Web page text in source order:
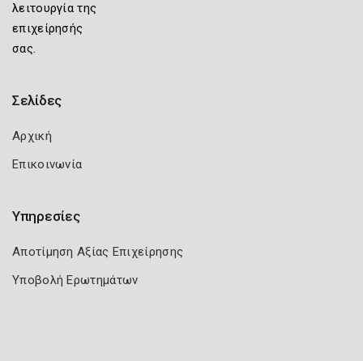
λειτουργία της
επιχείρησής
σας.
Σελίδες
Αρχική
Επικοινωνία
Υπηρεσίες
Αποτίμηση Αξίας Επιχείρησης
Υποβολή Ερωτημάτων